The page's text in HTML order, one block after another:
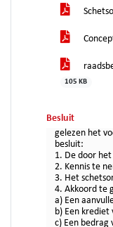
105 KB
Besluit
gelezen het
besluit:
1. De door
2. Kennis te
3. Het
4. Akkoord te
a) Een
b) Een
c) Een